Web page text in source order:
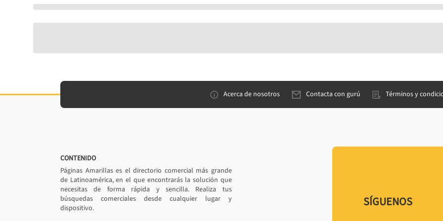
Acerca de nosotros Contacta con gurú Términos y
CONTENIDO
Páginas Amarillas es el directorio comercial más grande
de Latinoamérica, en el que encontrarás la solución que
necesitas de forma rápida y sencilla. Realiza tus
búsquedas comerciales desde cualquier lugar y
dispositivo.
SÍGUENOS